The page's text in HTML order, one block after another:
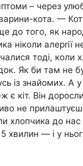
– через
кота. —
до того, як
ніколи алерrії
тоді, коли
Як би там не
із знайомих. А
є кіт. Він
не
хлопчика до нас
хвилин — і у